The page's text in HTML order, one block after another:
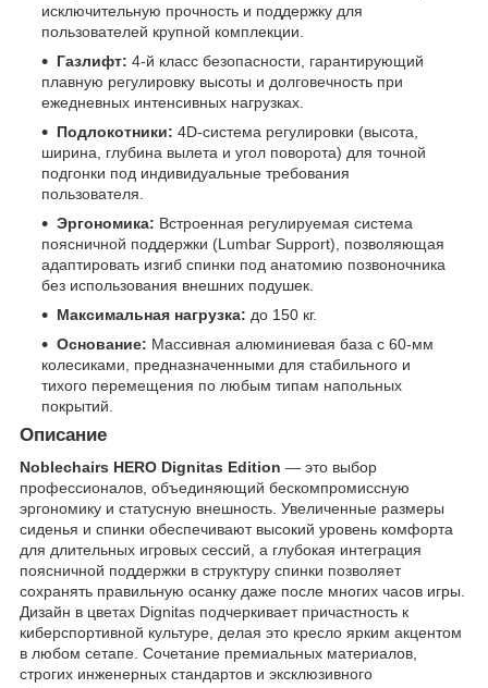
исключительную прочность и поддержку для
пользователей крупной комплекции.
Газлифт: 4-й класс безопасности, гарантирующий
плавную регулировку высоты и долговечность при
ежедневных интенсивных нагрузках.
Подлокотники: 4D-система регулировки (высота,
ширина, глубина вылета и угол поворота) для точной
подгонки под индивидуальные требования
пользователя.
Эргономика: Встроенная регулируемая система
поясничной поддержки (Lumbar Support), позволяющая
адаптировать изгиб спинки под анатомию позвоночника
без использования внешних подушек.
Максимальная нагрузка: до 150 кг.
Основание: Массивная алюминиевая база с 60-мм
колесиками, предназначенными для стабильного и
тихого перемещения по любым типам напольных
покрытий.
Описание
Noblechairs HERO Dignitas Edition — это выбор
профессионалов, объединяющий бескомпромиссную
эргономику и статусную внешность. Увеличенные размеры
сиденья и спинки обеспечивают высокий уровень комфорта
для длительных игровых сессий, а глубокая интеграция
поясничной поддержки в структуру спинки позволяет
сохранять правильную осанку даже после многих часов игры.
Дизайн в цветах Dignitas подчеркивает причастность к
киберспортивной культуре, делая это кресло ярким акцентом
в любом сетапе. Сочетание премиальных материалов,
строгих инженерных стандартов и эксклюзивного